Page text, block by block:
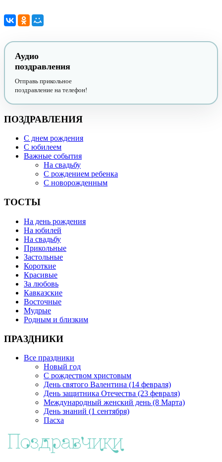
Аудио
поздравления
Отправь прикольное
поздравление на телефон!
ПОЗДРАВЛЕНИЯ
С днем рождения
С юбилеем
Важные события
На свадьбу
С рождением ребенка
С новорожденным
ТОСТЫ
На день рождения
На юбилей
На свадьбу
Прикольные
Застольные
Короткие
Красивые
За любовь
Кавказские
Восточные
Мудрые
Родным и близким
ПРАЗДНИКИ
Все праздники
Новый год
С рождеством христовым
День святого Валентина (14 февраля)
День защитника Отечества (23 февраля)
Международный женский день (8 Марта)
День знаний (1 сентября)
Пасха